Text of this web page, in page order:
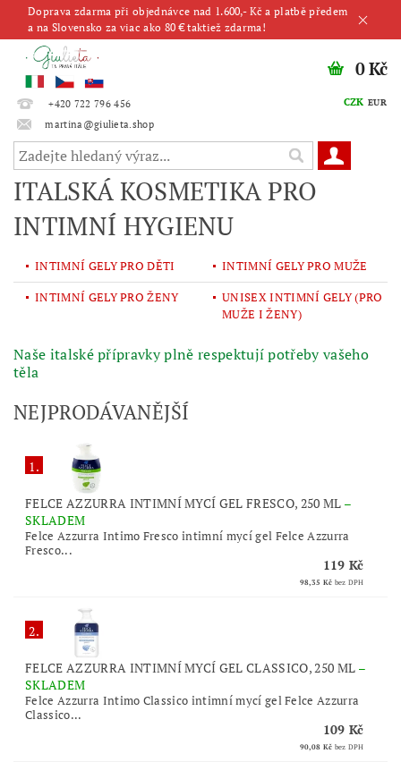
Doprava zdarma při objednávce nad 1.600,- Kč a platbě předem
a na Slovensko za viac ako 80 € taktiež zdarma!
+420 722 796 456
martina@giulieta.shop
CZK EUR
0 Kč
ITALSKÁ KOSMETIKA PRO
INTIMNÍ HYGIENU
INTIMNÍ GELY PRO DĚTI
INTIMNÍ GELY PRO MUŽE
INTIMNÍ GELY PRO ŽENY
UNISEX INTIMNÍ GELY (PRO
MUŽE I ŽENY)
Naše italské přípravky plně respektují potřeby vašeho
těla
NEJPRODÁVANĚJŠÍ
1.
FELCE AZZURRA INTIMNÍ MYCÍ GEL FRESCO, 250 ML –
SKLADEM
Felce Azzurra Intimo Fresco intimní mycí gel Felce Azzurra
Fresco...
119 Kč
98,35 Kč bez DPH
2.
FELCE AZZURRA INTIMNÍ MYCÍ GEL CLASSICO, 250 ML –
SKLADEM
Felce Azzurra Intimo Classico intimní mycí gel Felce Azzurra
Classico...
109 Kč
90,08 Kč bez DPH